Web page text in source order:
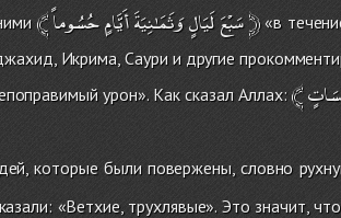
﴾ سَبْعَلَيَالٍوَثَمَـٰنِيَةَأَيَّامٍحُسُوماً ﴿«в
Икрима, Саури и другие
урон». Как сказал Аллах: ﴾
которые были повержены, словно
«Ветхие, трухлявые». Это значит,